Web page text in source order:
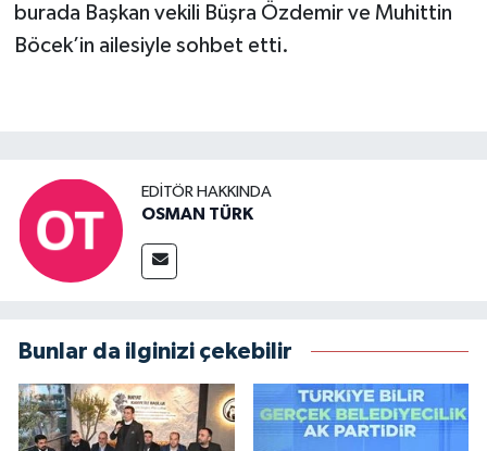
burada Başkan vekili Büşra Özdemir ve Muhittin
Böcek’in ailesiyle sohbet etti.
EDITÖR HAKKINDA
OSMAN TÜRK
Bunlar da ilginizi çekebilir